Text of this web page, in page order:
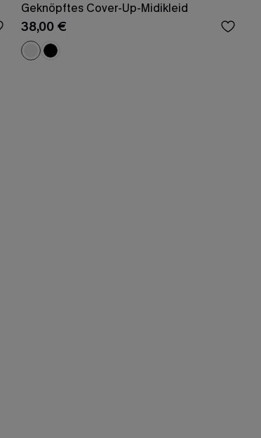
Geknöpftes Cover-Up-Midikleid
38,00 €